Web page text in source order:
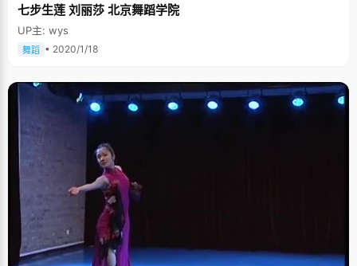
七步生莲 刘丽莎 北京舞蹈学院
UP主: wys
舞蹈 • 2020/1/18